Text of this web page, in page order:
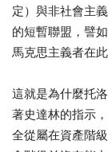
定）與非社會主
的短暫聯盟，譬
馬克思主義者在
這就是為什麼托
著史達林的指示
全從屬在資產階